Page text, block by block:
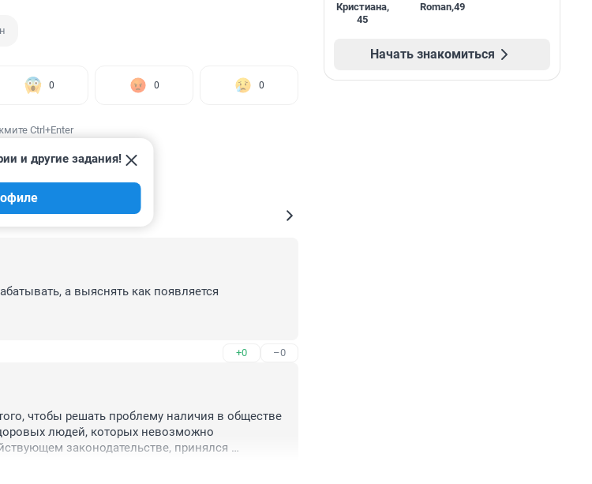
0 0 0
Ctrl+Enter
и другие задания!
а выяснять как появляется
и тем более уголовной ответственности.
+0 –0
чтобы решать проблему наличия в обществе
людей, которых невозможно
законодательстве, принялся
Кристиана,
45
Roman,49
Начать знакомиться